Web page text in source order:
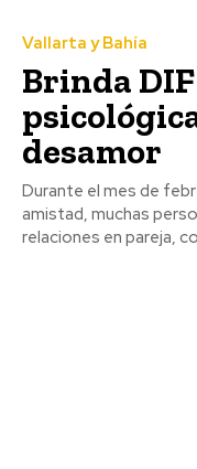
Vallarta y Bahía
Brinda
desamor
Durante el mes de
amistad, muchas
relaciones en pareja,